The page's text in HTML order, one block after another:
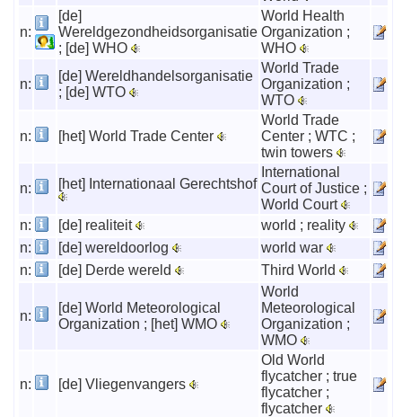
n:
[de]
Wereldgezondheidsorganisatie
; [de] WHO
World Health
Organization ;
WHO
n:
[de] Wereldhandelsorganisatie
; [de] WTO
World Trade
Organization ;
WTO
n: [het] World Trade Center
World Trade
Center ; WTC ;
twin towers
n: [het] Internationaal Gerechtshof
International
Court of Justice ;
World Court
n:
[de] realiteit
world ; reality
n:
[de] wereldoorlog
world war
n:
[de] Derde wereld Third World
n:
[de] World Meteorological
Organization ; [het] WMO
World
Meteorological
Organization ;
WMO
n: [de] Vliegenvangers
Old World
flycatcher ; true
flycatcher ;
flycatcher